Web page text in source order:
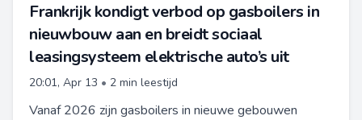
Frankrijk kondigt verbod op gasboilers in
nieuwbouw aan en breidt sociaal
leasingsysteem elektrische auto’s uit
20:01, Apr 13 • 2 min leestijd
Vanaf 2026 zijn gasboilers in nieuwe gebouwen